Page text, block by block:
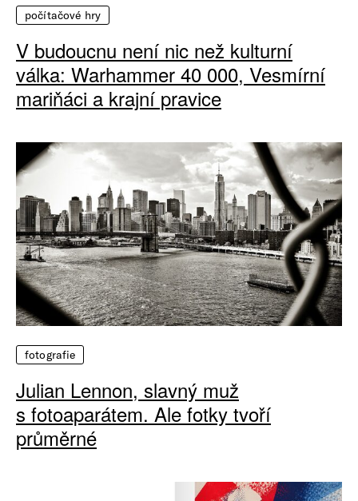
počítačové hry
V budoucnu není nic než kulturní
válka: Warhammer 40 000, Vesmírní
mariňáci a krajní pravice
fotografie
Julian Lennon, slavný muž
s fotoaparátem. Ale fotky tvoří
průměrné